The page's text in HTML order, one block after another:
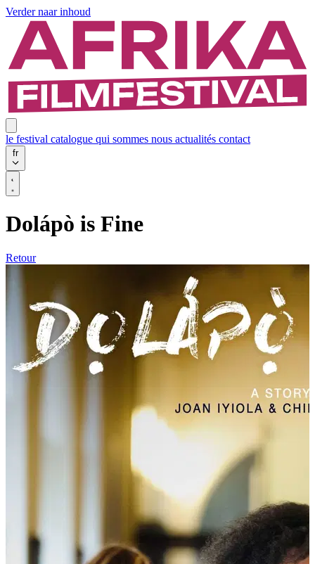
Verder naar inhoud
le festival catalogue qui sommes nous actualités contact
fr
Dolápò is Fine
Retour